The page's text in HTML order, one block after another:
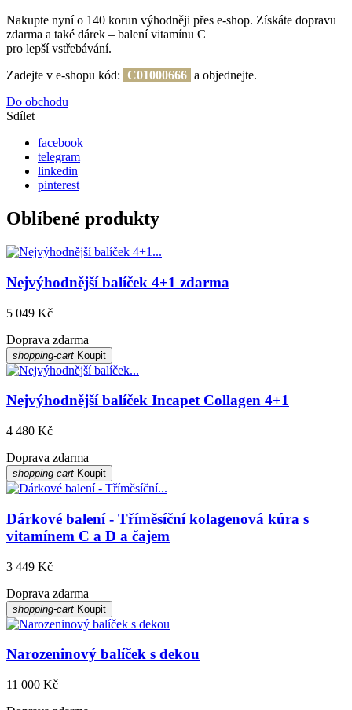
Nakupte nyní o 140 korun výhodněji přes e-shop. Získáte dopravu
zdarma a také dárek – balení vitamínu C
pro lepší vstřebávání.
Zadejte v e-shopu kód: C01000666 a objednejte.
Do obchodu
Sdílet
facebook
telegram
linkedin
pinterest
Oblíbené produkty
Nejvýhodnější balíček 4+1 zdarma
5 049 Kč
Doprava zdarma
shopping-cart Koupit
Nejvýhodnější balíček Incapet Collagen 4+1
4 480 Kč
Doprava zdarma
shopping-cart Koupit
Dárkové balení - Tříměsíční kolagenová kúra s
vitamínem C a D a čajem
3 449 Kč
Doprava zdarma
shopping-cart Koupit
Narozeninový balíček s dekou
11 000 Kč